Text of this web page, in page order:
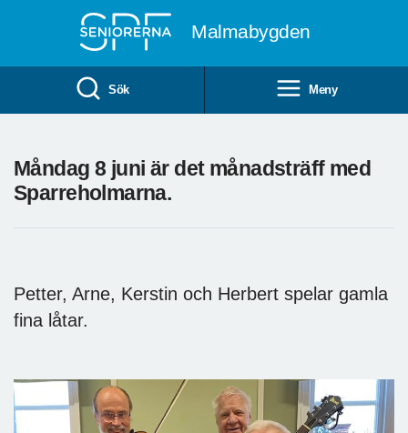
Malmabygden
Sök Meny
Måndag 8 juni är det månadsträff med
Sparreholmarna.
Petter, Arne, Kerstin och Herbert spelar gamla
fina låtar.